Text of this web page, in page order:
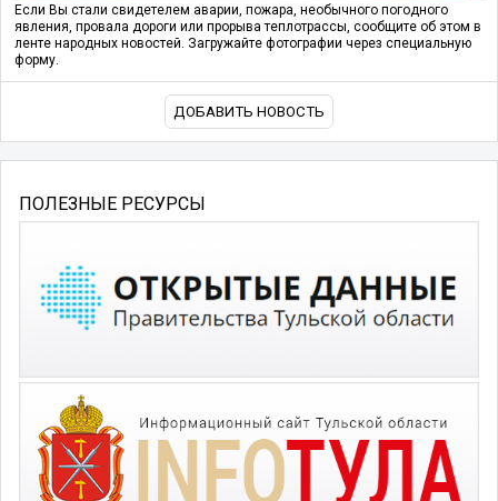
Если Вы стали свидетелем аварии, пожара, необычного погодного
явления, провала дороги или прорыва теплотрассы, сообщите об этом в
ленте народных новостей. Загружайте фотографии через специальную
форму.
ДОБАВИТЬ НОВОСТЬ
ПОЛЕЗНЫЕ РЕСУРСЫ